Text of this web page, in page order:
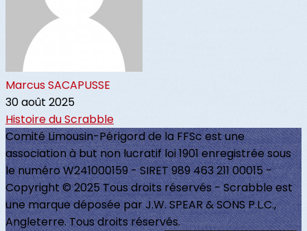
Marcus SACAPUSSE
30 août 2025
Histoire du Scrabble
Comité Limousin-Périgord de la FFSc est une
association à but non lucratif loi 1901 enregistrée sous
le numéro W241000159 - SIRET 989 463 211 00015 -
Copyright © 2025 Tous droits réservés - Scrabble est
une marque déposée par J.W. SPEAR & SONS P.L.C.,
Angleterre. Tous droits réservés.